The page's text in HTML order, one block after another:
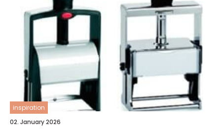
inspiration
02. January 2026